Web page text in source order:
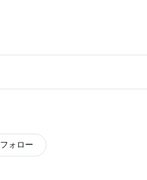
フォロー